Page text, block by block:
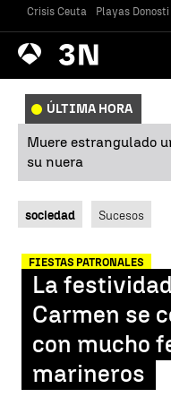
Crisis Ceuta Playas Donosti
Antena
3 Noticias
ÚLTIMA HORA
Muere estrangulado
su nuera
sociedad Sucesos
FIESTAS PATRONALES
La
Carmen se
con mucho
marineros